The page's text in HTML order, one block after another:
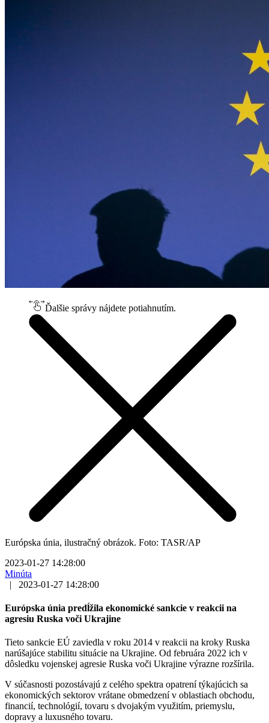
Ďalšie správy nájdete potiahnutím.
Európska únia, ilustračný obrázok. Foto: TASR/AP
2023-01-27 14:28:00
Minúta
|
2023-01-27 14:28:00
Európska únia predĺžila ekonomické sankcie v reakcii na
agresiu Ruska voči Ukrajine
Tieto sankcie EÚ zaviedla v roku 2014 v reakcii na kroky Ruska
narúšajúce stabilitu situácie na Ukrajine. Od februára 2022 ich v
dôsledku vojenskej agresie Ruska voči Ukrajine výrazne rozšírila.
V súčasnosti pozostávajú z celého spektra opatrení týkajúcich sa
ekonomických sektorov vrátane obmedzení v oblastiach obchodu,
financií, technológií, tovaru s dvojakým využitím, priemyslu,
dopravy a luxusného tovaru.